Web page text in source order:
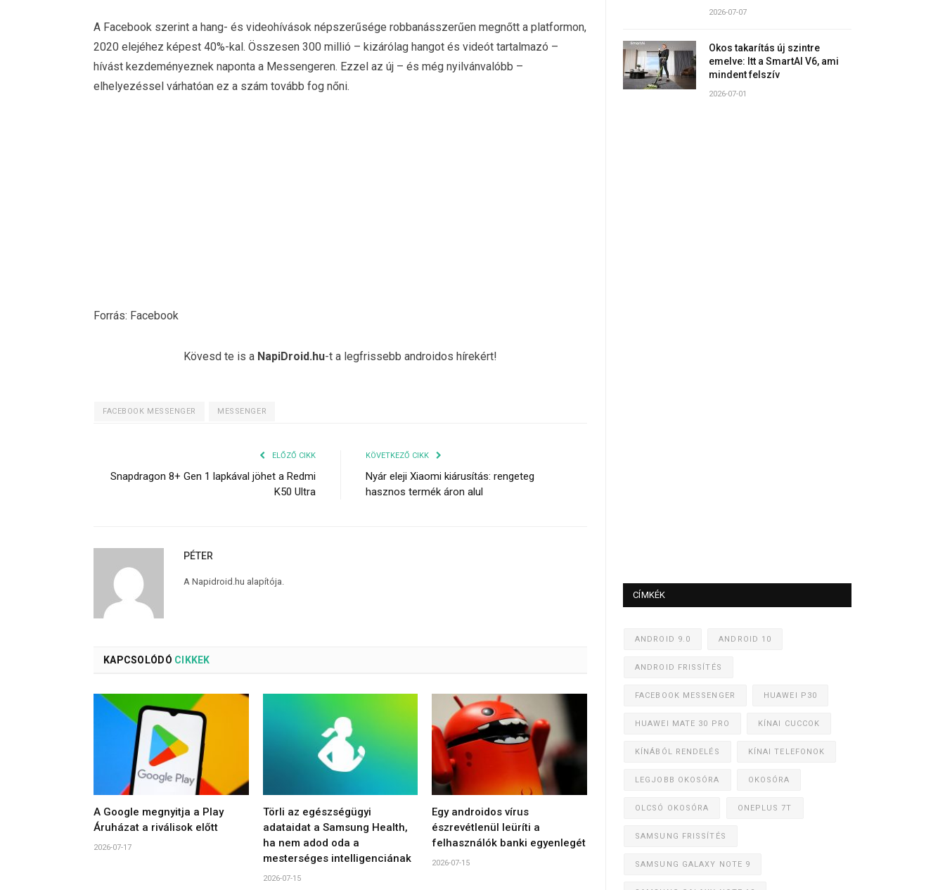
A Facebook szerint a hang- és videohívások népszerűsége robbanásszerűen megnőtt a platformon,
2020 elejéhez képest 40%-kal. Összesen 300 millió – kizárólag hangot és videót tartalmazó –
hívást kezdeményeznek naponta a Messengeren. Ezzel az új – és még nyilvánvalóbb –
elhelyezéssel várhatóan ez a szám tovább fog nőni.
Forrás: Facebook
Kövesd te is a NapiDroid.hu-t a legfrissebb androidos hírekért!
FACEBOOK MESSENGER MESSENGER
ELŐZŐ CIKK
Snapdragon 8+ Gen 1 lapkával jöhet a Redmi
K50 Ultra
KÖVETKEZŐ CIKK
Nyár eleji Xiaomi kiárusítás: rengeteg
hasznos termék áron alul
PÉTER
A Napidroid.hu alapítója.
KAPCSOLÓDÓ CIKKEK
A Google megnyitja a Play
Áruházat a riválisok előtt
2026-07-17
Törli az egészségügyi
adataidat a Samsung Health,
ha nem adod oda a
mesterséges intelligenciának
2026-07-15
Egy androidos vírus
észrevétlenül leüríti a
felhasználók banki egyenlegét
2026-07-15
2026-07-07
Okos takarítás új szintre
emelve: Itt a SmartAI V6, ami
mindent felszív
2026-07-01
CÍMKÉK
ANDROID 9.0 ANDROID 10
ANDROID FRISSÍTÉS
FACEBOOK MESSENGER HUAWEI P30
HUAWEI MATE 30 PRO KÍNAI CUCCOK
KÍNÁBÓL RENDELÉS KÍNAI TELEFONOK
LEGJOBB OKOSÓRA OKOSÓRA
OLCSÓ OKOSÓRA ONEPLUS 7T
SAMSUNG FRISSÍTÉS
SAMSUNG GALAXY NOTE 9